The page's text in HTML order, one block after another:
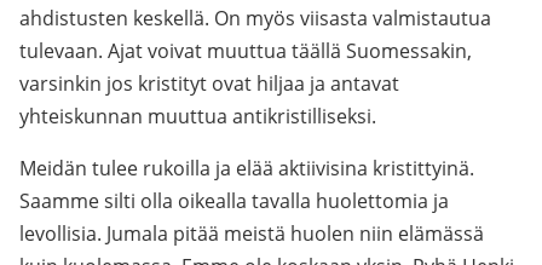
ahdistusten keskellä. On myös viisasta valmistautua
tulevaan. Ajat voivat muuttua täällä Suomessakin,
varsinkin jos kristityt ovat hiljaa ja antavat
yhteiskunnan muuttua antikristilliseksi.
Meidän tulee rukoilla ja elää aktiivisina kristittyinä.
Saamme silti olla oikealla tavalla huolettomia ja
levollisia. Jumala pitää meistä huolen niin elämässä